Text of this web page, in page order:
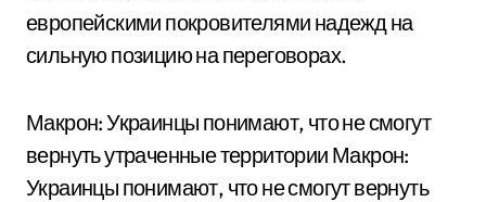
европейскими покровителями надежд на
сильную позицию на переговорах.
Макрон: Украинцы понимают, что не смогут
вернуть утраченные территории Макрон:
Украинцы понимают, что не смогут вернуть